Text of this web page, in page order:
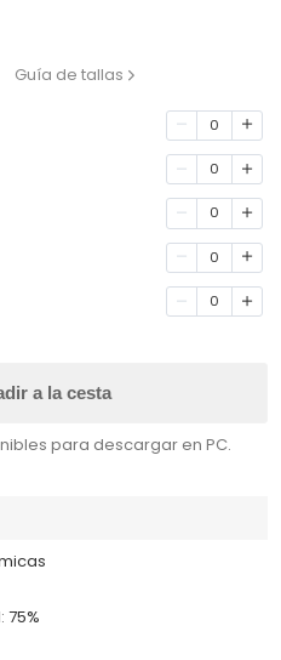
Guía de tallas
0
0
0
0
0
a la cesta
para descargar en PC.
75%